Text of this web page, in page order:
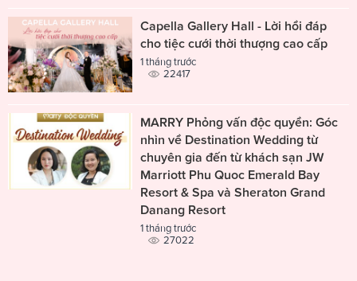
Capella Gallery Hall - Lời hồi đáp
cho tiệc cưới thời thượng cao cấp
1 tháng trước
22417
MARRY Phỏng vấn độc quyền: Góc
nhìn về Destination Wedding từ
chuyên gia đến từ khách sạn JW
Marriott Phu Quoc Emerald Bay
Resort & Spa và Sheraton Grand
Danang Resort
1 tháng trước
27022